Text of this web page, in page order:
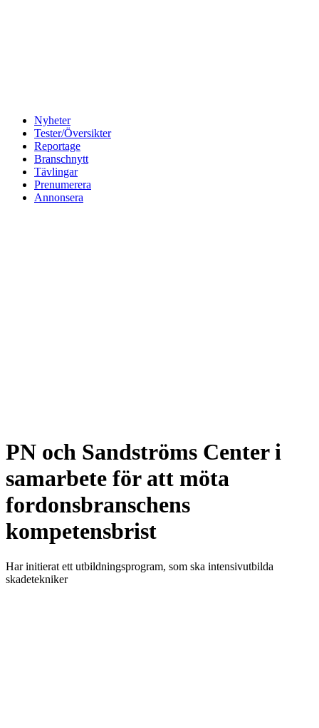
Nyheter
Tester/Översikter
Reportage
Branschnytt
Tävlingar
Prenumerera
Annonsera
PN och Sandströms Center i
samarbete för att möta
fordonsbranschens
kompetensbrist
Har initierat ett utbildningsprogram, som ska intensivutbilda
skadetekniker